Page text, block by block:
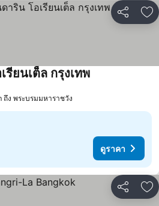
แชร์ เ
ยนเต็ล กรุงเทพ
ถึง พระบรมมหาราชวัง
ดูราคา
แชร์ เ